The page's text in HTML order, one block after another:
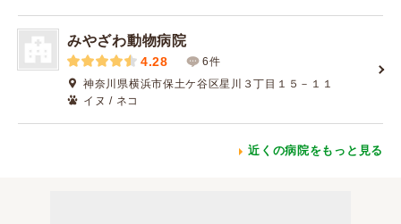
みやざわ動物病院
4.28
6件
神奈川県横浜市保土ケ谷区星川３丁目１５－１１
イヌ / ネコ
近くの病院をもっと見る